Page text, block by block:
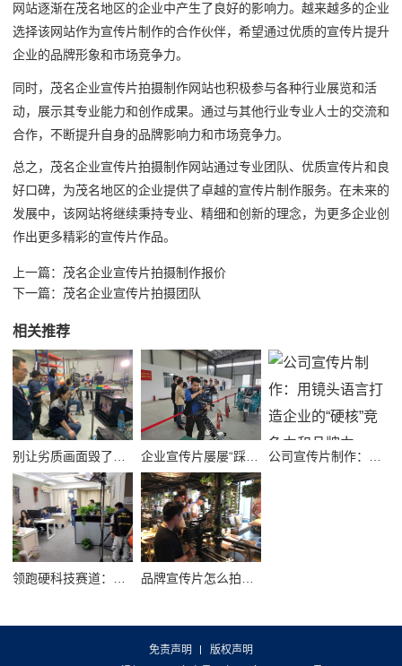
网站逐渐在茂名地区的企业中产生了良好的影响力。越来越多的企业
选择该网站作为宣传片制作的合作伙伴，希望通过优质的宣传片提升
企业的品牌形象和市场竞争力。
同时，茂名企业宣传片拍摄制作网站也积极参与各种行业展览和活
动，展示其专业能力和创作成果。通过与其他行业专业人士的交流和
合作，不断提升自身的品牌影响力和市场竞争力。
总之，茂名企业宣传片拍摄制作网站通过专业团队、优质宣传片和良
好口碑，为茂名地区的企业提供了卓越的宣传片制作服务。在未来的
发展中，该网站将继续秉持专业、精细和创新的理念，为更多企业创
作出更多精彩的宣传片作品。
上一篇： 茂名企业宣传片拍摄制作报价
下一篇： 茂名企业宣传片拍摄团队
相关推荐
免责声明
版权声明